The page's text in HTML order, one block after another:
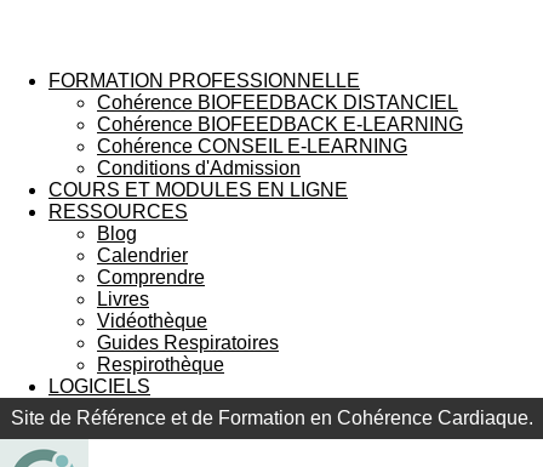
FORMATION PROFESSIONNELLE
Cohérence BIOFEEDBACK DISTANCIEL
Cohérence BIOFEEDBACK E-LEARNING
Cohérence CONSEIL E-LEARNING
Conditions d'Admission
COURS ET MODULES EN LIGNE
RESSOURCES
Blog
Calendrier
Comprendre
Livres
Vidéothèque
Guides Respiratoires
Respirothèque
LOGICIELS
Site de Référence et de Formation en Cohérence Cardiaque.